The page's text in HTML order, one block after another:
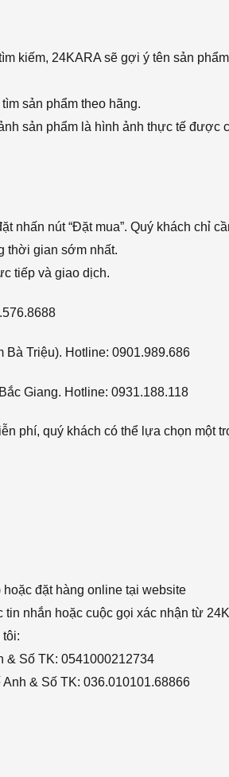
kiếm, 24KARA sẽ gợi ý tên sản
sản phẩm theo hãng.
sản phẩm là hình ảnh thực tế được
nhấn nút “Đặt mua”. Quý khách chỉ
thời gian sớm nhất.
tiếp và giao dịch.
Triệu). Hotline: 0901.989.686
Giang. Hotline: 0931.188.118
phí, quý khách có thể lựa chọn một
đặt hàng online tại website
nhắn hoặc cuộc gọi xác nhận từ
& Số TK: 0541000212734
& Số TK: 036.010101.68866